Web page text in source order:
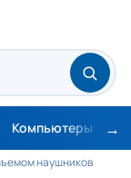
Компьютеры
наушников